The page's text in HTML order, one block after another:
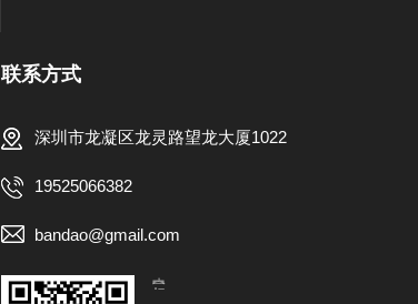
联系方式
深圳市龙凝区龙灵路望龙大厦1022
19525066382
bandao@gmail.com
【扫一扫，关注我们】